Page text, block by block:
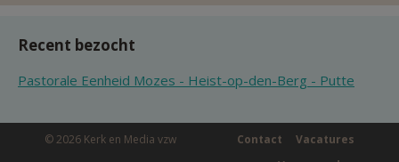
Recent bezocht
Pastorale Eenheid Mozes - Heist-op-den-Berg - Putte
© 2026 Kerk en Media vzw Vacatures
Contact